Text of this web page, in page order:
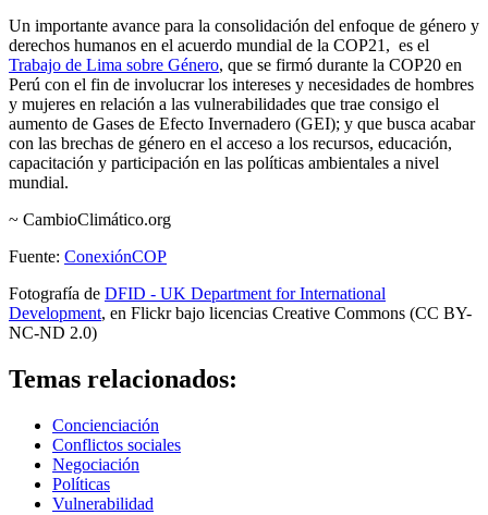
Un importante avance para la consolidación del enfoque de género y
derechos humanos en el acuerdo mundial de la COP21, es el
Trabajo de Lima sobre Género, que se firmó durante la COP20 en
Perú con el fin de involucrar los intereses y necesidades de hombres
y mujeres en relación a las vulnerabilidades que trae consigo el
aumento de Gases de Efecto Invernadero (GEI); y que busca acabar
con las brechas de género en el acceso a los recursos, educación,
capacitación y participación en las políticas ambientales a nivel
mundial.
~ CambioClimático.org
Fuente: ConexiónCOP
Fotografía de DFID - UK Department for International
Development, en Flickr bajo licencias Creative Commons (CC BY-
NC-ND 2.0)
Temas relacionados:
Concienciación
Conflictos sociales
Negociación
Políticas
Vulnerabilidad